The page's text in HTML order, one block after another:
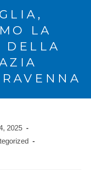
LA
DELLA
2025